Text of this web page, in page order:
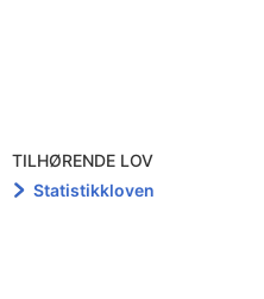
TILHØRENDE LOV
Statistikkloven